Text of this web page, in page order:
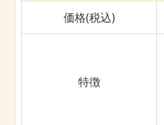
価格(税込)
特徴